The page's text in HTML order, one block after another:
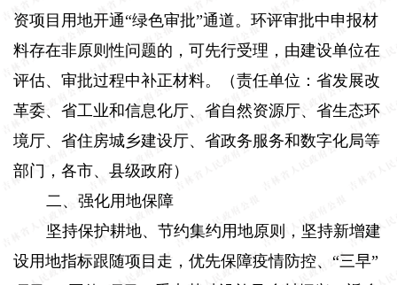
资项目用地开通“绿色审批”通道。环评审批中申报材
料存在非原则性问题的，可先行受理，由建设单位在
评估、审批过程中补正材料。（责任单位：省发展改
革委、省工业和信息化厅、省自然资源厅、省生态环
境厅、省住房城乡建设厅、省政务服务和数字化局等
部门，各市、县级政府）
二、强化用地保障
坚持保护耕地、节约集约用地原则，坚持新增建
设用地指标跟随项目走，优先保障疫情防控、“三早”